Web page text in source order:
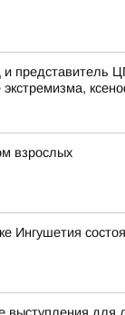
представитель
взрослых
Ингушетия